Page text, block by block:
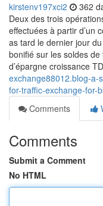
kirstenv197xci2 362
Deux des trois
effectuées à partir d’un
as tard le dernier jour
bonifié sur les soldes
d’épargne croissance
exchange88012.blog-a-
for-traffic-exchange-for-
Comments
Comments
Submit a Comment
No HTML